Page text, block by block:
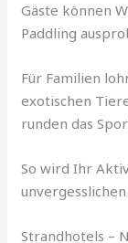
Gäste können
Paddling
Für Familien
exotischen
runden das
So wird Ihr
Strandhotels –